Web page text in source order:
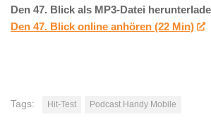
Den 47. Blick als MP3-Datei
Den 47. Blick online anhören (22 Min)
Tags: Hit-Test Podcast Handy Mobile